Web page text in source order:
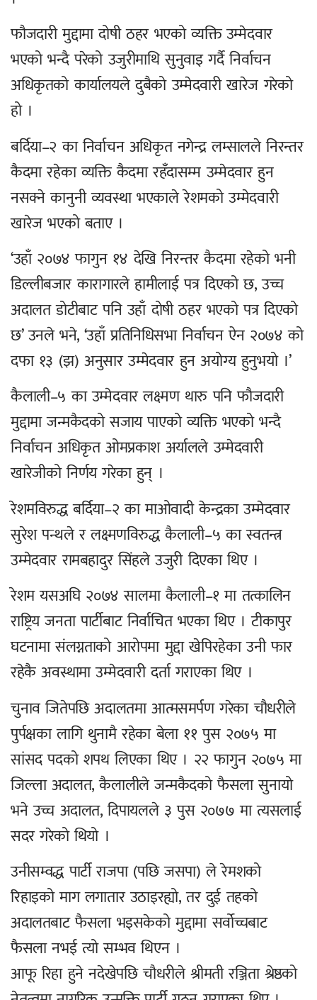
फौजदारी मुद्दामा दोषी ठहर भएको व्यक्ति उम्मेदवार
भएको भन्दै परेको उजुरीमाथि सुनुवाइ गर्दै निर्वाचन
अधिकृतको कार्यालयले दुबैको उम्मेदवारी खारेज गरेको
हो ।
बर्दिया–२ का निर्वाचन अधिकृत नगेन्द्र लम्सालले निरन्तर
कैदमा रहेका व्यक्ति कैदमा रहँदासम्म उम्मेदवार हुन
नसक्ने कानुनी व्यवस्था भएकाले रेशमको उम्मेदवारी
खारेज भएको बताए ।
‘उहाँ २०७४ फागुन १४ देखि निरन्तर कैदमा रहेको भनी
डिल्लीबजार कारागारले हामीलाई पत्र दिएको छ, उच्च
अदालत डोटीबाट पनि उहाँ दोषी ठहर भएको पत्र दिएको
छ’ उनले भने, ‘उहाँ प्रतिनिधिसभा निर्वाचन ऐन २०७४ को
दफा १३ (झ) अनुसार उम्मेदवार हुन अयोग्य हुनुभयो ।’
कैलाली–५ का उम्मेदवार लक्ष्मण थारु पनि फौजदारी
मुद्दामा जन्मकैदको सजाय पाएको व्यक्ति भएको भन्दै
निर्वाचन अधिकृत ओमप्रकाश अर्यालले उम्मेदवारी
खारेजीको निर्णय गरेका हुन् ।
रेशमविरुद्ध बर्दिया–२ का माओवादी केन्द्रका उम्मेदवार
सुरेश पन्थले र लक्ष्मणविरुद्ध कैलाली–५ का स्वतन्त्र
उम्मेदवार रामबहादुर सिंहले उजुरी दिएका थिए ।
रेशम यसअघि २०७४ सालमा कैलाली–१ मा तत्कालिन
राष्ट्रिय जनता पार्टीबाट निर्वाचित भएका थिए । टीकापुर
घटनामा संलग्नताको आरोपमा मुद्दा खेपिरहेका उनी फार
रहेकै अवस्थामा उम्मेदवारी दर्ता गराएका थिए ।
चुनाव जितेपछि अदालतमा आत्मसमर्पण गरेका चौधरीले
पुर्पक्षका लागि थुनामै रहेका बेला ११ पुस २०७५ मा
सांसद पदको शपथ लिएका थिए । २२ फागुन २०७५ मा
जिल्ला अदालत, कैलालीले जन्मकैदको फैसला सुनायो
भने उच्च अदालत, दिपायलले ३ पुस २०७७ मा त्यसलाई
सदर गरेको थियो ।
उनीसम्वद्ध पार्टी राजपा (पछि जसपा) ले रेमशको
रिहाइको माग लगातार उठाइरह्यो, तर दुई तहको
अदालतबाट फैसला भइसकेको मुद्दामा सर्वोच्चबाट
फैसला नभई त्यो सम्भव थिएन ।
आफू रिहा हुने नदेखेपछि चौधरीले श्रीमती रञ्जिता श्रेष्ठको